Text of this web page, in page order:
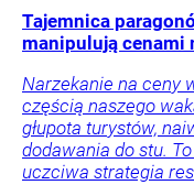
Tajemnica
manipulują cenami
Narzekanie na ceny
częścią naszego
głupota turystów,
dodawania do stu.
uczciwa strategia